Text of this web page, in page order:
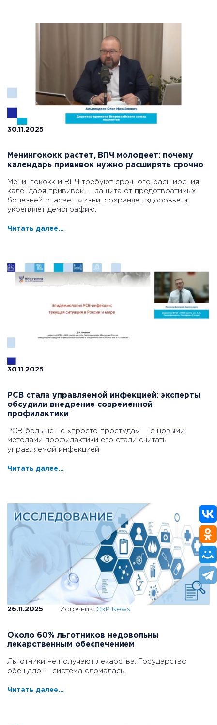
30.11.2025
Менингококк растет, ВПЧ молодеет: почему
календарь прививок нужно расширять срочно
Менингококк и ВПЧ требуют срочного расширения
календаря прививок — защита от предотвратимых
болезней спасает жизни, сохраняет здоровье и
укрепляет демографию.
Читать далее...
30.11.2025
РСВ стала управляемой инфекцией: эксперты
обсудили внедрение современной
профилактики
РСВ больше не «просто простуда» — с новыми
методами профилактики его стали считать
управляемой инфекцией.
Читать далее...
26.11.2025 Источник: GxP News
Около 60% льготников недовольны
лекарственным обеспечением
Льготники не получают лекарства. Государство
обещало — система сломалась.
Читать далее...